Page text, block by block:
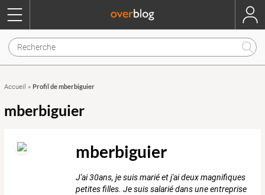
Accueil » Profil de mberbiguier
mberbiguier
mberbiguier
J'ai 30ans, je suis marié et j'ai deux magnifiques
petites filles. Je suis salarié dans une entreprise